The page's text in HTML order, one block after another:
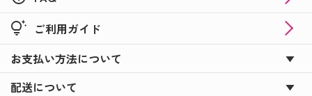
tips_and_updates ご利用ガイド
お支払い方法について
配送について